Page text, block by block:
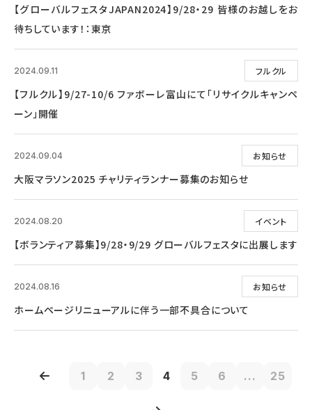
【グローバルフェスタJAPAN2024】9/28・29 皆様のお越しをお
待ちしています！：東京
フルクル
2024.09.11
【フルクル】9/27-10/6 ファボーレ富山にて「リサイクルキャンペ
ーン」開催
お知らせ
2024.09.04
大阪マラソン2025 チャリティランナー募集のお知らせ
イベント
2024.08.20
【ボランティア募集】9/28・9/29 グローバルフェスタに出展します
お知らせ
2024.08.16
ホームページリニューアルに伴う一部不具合について
1 2 3 4 5 6 ... 25